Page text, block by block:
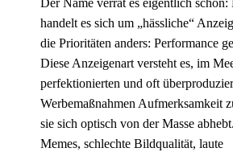
Der Name verrät es eigentlich
handelt es sich um „hässliche“
die Prioritäten anders: Performance
Diese Anzeigenart versteht es, im
perfektionierten und oft
Werbemaßnahmen Aufmerksamkeit
sie sich optisch von der Masse
Memes, schlechte Bildqualität, laute